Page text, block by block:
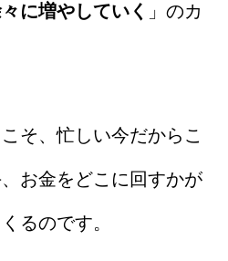
に増やしていく 」のカ
そ、忙しい今だからこ
お金をどこに回すかが
るのです。